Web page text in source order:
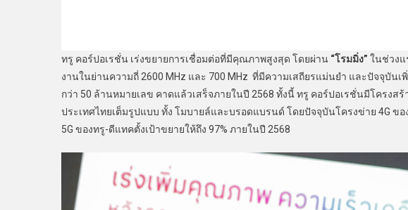
ทรู คอร์ปอเรชั่น เร่งขยายการเชื่อมต่อที่มีคุณภาพสูงสุด โดยผ่าน “โรมมิ่ง” ในช่วงแ
งานในย่านความถี่ 2600 MHz และ 700 MHz ที่มีความเสถียรแม่นยำ และปัจจุบันเ
กว่า 50 ล้านหมายเลข คาดแล้วเสร็จภายในปี 2568 ทั้งนี้ ทรู คอร์ปอเรชั่นมีโครงส
ประเทศไทยเต็มรูปแบบ ทั้ง โมบายล์และบรอดแบรนด์ โดยปัจจุบันโครงข่าย 4G
5G ของทรู-ดีแทคตั้งเป้าขยายให้ถึง 97% ภายในปี 2568